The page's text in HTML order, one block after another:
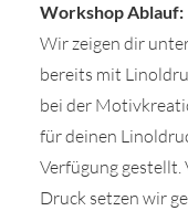
Workshop Ablauf:
Wir zeigen dir
bereits mit
bei der
für deinen
Verfügung gestellt.
Druck setzen wir